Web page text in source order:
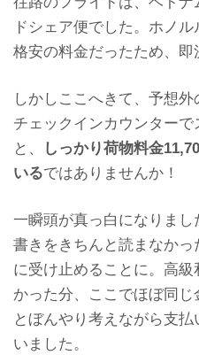
ドシェア便でした。ホノ
格安の料金だったため、即
しかしここへきて、予想外
チェックインカウンター
と、
しっかり荷物料金
いるではありませんか！
一瞬頭が真っ白になりま
書きをきちんと読まなか
に受け止めることに。高
かった分、ここでほぼ同
とぼんやり考えながら支払
いました。